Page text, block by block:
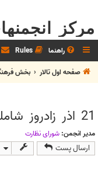
مرکز
راهنما Rules
صفحه اول تالار
بخش
21 اذر زادروز شاملوی بزرگ ، شاعر آزادی!
مدیر انجمن: شوراي نظارت
ارسال پست